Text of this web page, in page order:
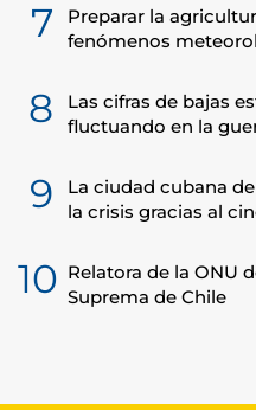
7
Preparar la
fenómenos
8
Las cifras de bajas
fluctuando en la
9
La ciudad cubana
la crisis gracias al
10 Relatora de la ONU
Suprema de Chile